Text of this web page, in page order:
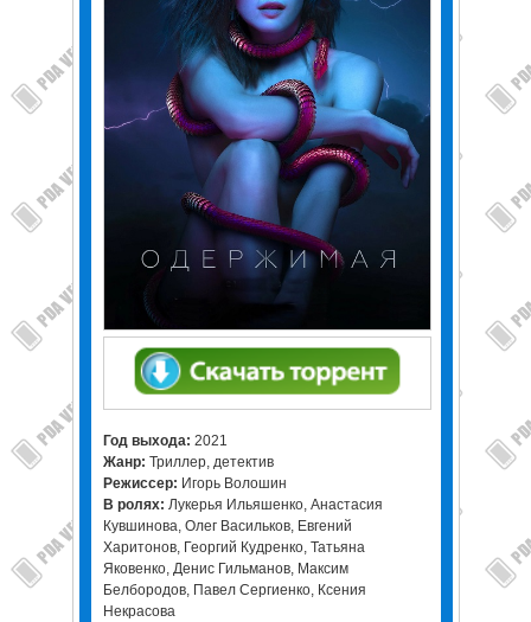
Год выхода: 2021
Жанр: Триллер, детектив
Режиссер: Игорь Волошин
В ролях: Лукерья Ильяшенко, Анастасия
Кувшинова, Олег Васильков, Евгений
Харитонов, Георгий Кудренко, Татьяна
Яковенко, Денис Гильманов, Максим
Белбородов, Павел Сергиенко, Ксения
Некрасова